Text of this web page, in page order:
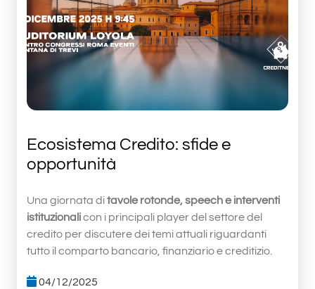
Ecosistema Credito: sfide e
opportunità
Una giornata ditavole rotonde, speech e interventi
istituzionalicon i principali player del settore del
credito per discutere dei temi attuali riguardanti
tutto il comparto bancario, finanziario e creditizio.
04/12/2025